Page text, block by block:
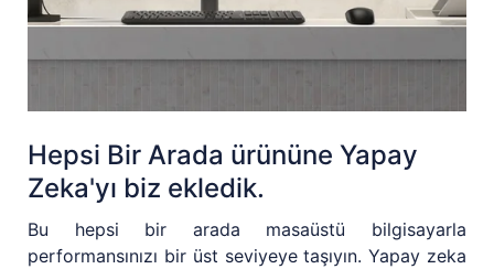
Hepsi Bir Arada ürününe Yapay
Zeka'yı biz ekledik.
Bu hepsi bir arada masaüstü bilgisayarla
performansınızı bir üst seviyeye taşıyın. Yapay zeka